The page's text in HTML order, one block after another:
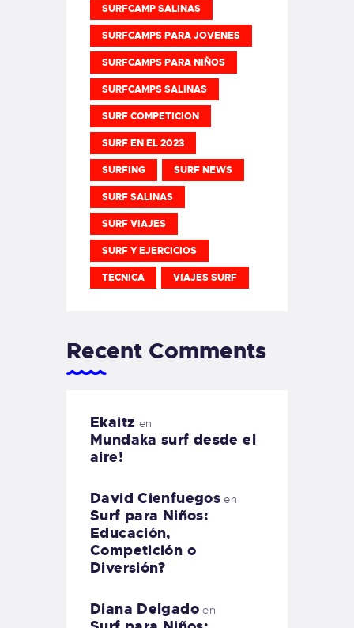
SURFCAMP SALINAS
SURFCAMPS PARA JOVENES
SURFCAMPS PARA NIÑOS
SURFCAMPS SALINAS
SURF COMPETICION
SURF EN EL 2023
SURFING SURF NEWS
SURF SALINAS
SURF VIAJES
SURF Y EJERCICIOS
TECNICA VIAJES SURF
Recent Comments
Ekaitz en
Mundaka surf desde el
aire!
David Cienfuegos en
Surf para Niños:
Educación,
Competición o
Diversión?
Diana Delgadoen